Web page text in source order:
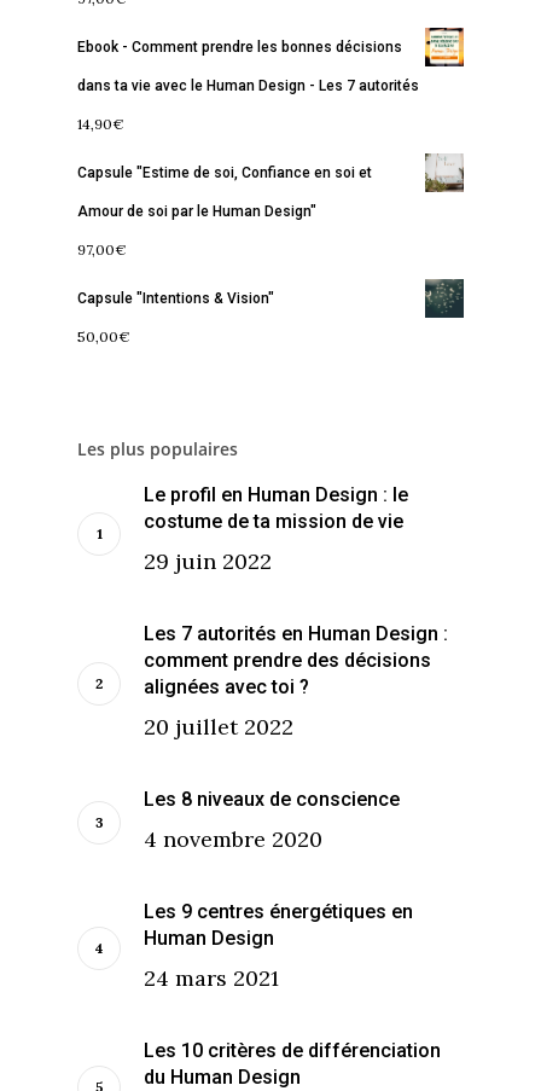
Ebook - Comment prendre les bonnes décisions
dans ta vie avec le Human Design - Les 7 autorités
14,90€
Capsule "Estime de soi, Confiance en soi et
Amour de soi par le Human Design"
97,00€
Capsule "Intentions & Vision"
50,00€
Les plus populaires
Le profil en Human Design : le
costume de ta mission de vie
29 juin 2022
Les 7 autorités en Human Design :
comment prendre des décisions
alignées avec toi ?
20 juillet 2022
Les 8 niveaux de conscience
4 novembre 2020
Les 9 centres énergétiques en
Human Design
24 mars 2021
Les 10 critères de différenciation
du Human Design
Commence ici
Blog
S’équilibrer
Lectures de Human
Programmes